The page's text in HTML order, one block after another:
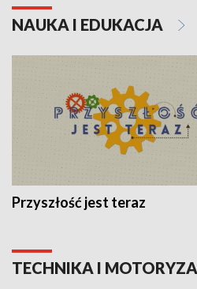
NAUKA I EDUKACJA
Przyszłość jest teraz
TECHNIKA I